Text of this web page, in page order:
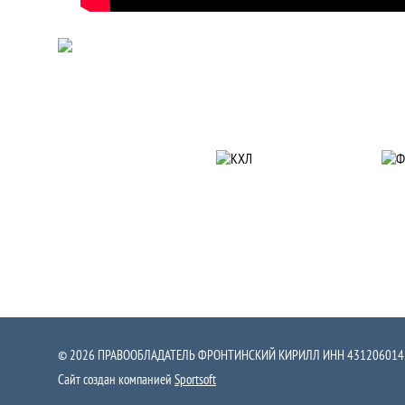
© 2026 ПРАВООБЛАДАТЕЛЬ ФРОНТИНСКИЙ КИРИЛЛ ИНН
Сайт создан компанией Sportsoft